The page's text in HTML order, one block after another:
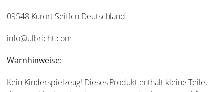
09548 Kurort Seiffen Deutschland
info@ulbricht.com
Warnhinweise:
Kein Kinderspielzeug! Dieses Produkt enthält kleine Teile,